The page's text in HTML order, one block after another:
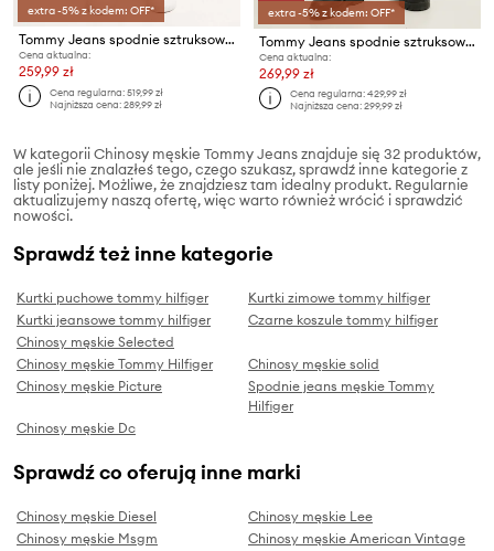
extra -5% z kodem: OFF*
Tommy Jeans spodnie sztruksowe
Cena aktualna:
259,99 zł
Cena regularna:519,99 zł
Najniższa cena:289,99 zł
extra -5% z kodem: OFF*
Tommy Jeans spodnie sztruksowe
Cena aktualna:
269,99 zł
Cena regularna:429,99 zł
Najniższa cena:299,99 zł
W kategorii Chinosy męskie Tommy Jeans znajduje się 32 produktów,
ale jeśli nie znalazłeś tego, czego szukasz, sprawdź inne kategorie z
listy poniżej. Możliwe, że znajdziesz tam idealny produkt. Regularnie
aktualizujemy naszą ofertę, więc warto również wrócić i sprawdzić
nowości.
Sprawdź też inne kategorie
Kurtki puchowe tommy hilfiger
Kurtki zimowe tommy hilfiger
Kurtki jeansowe tommy hilfiger
Czarne koszule tommy hilfiger
Chinosy męskie Selected
Chinosy męskie Tommy Hilfiger
Chinosy męskie solid
Chinosy męskie Picture
Spodnie jeans męskie Tommy
Hilfiger
Chinosy męskie Dc
Sprawdź co oferują inne marki
Chinosy męskie Diesel
Chinosy męskie Lee
Chinosy męskie Msgm
Chinosy męskie American Vintage